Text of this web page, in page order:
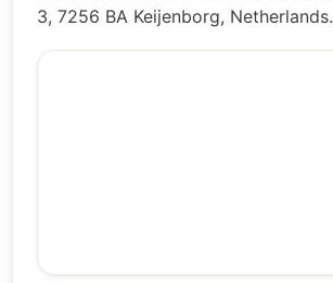
3, 7256 BA Keijenborg, Netherlands.